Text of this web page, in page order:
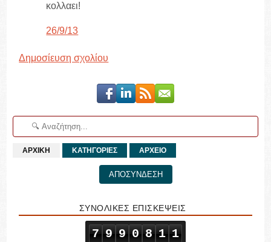
κολλαει!
26/9/13
Δημοσίευση σχολίου
ΑΡΧΙΚΗ ΚΑΤΗΓΟΡΙΕΣ ΑΡΧΕΙΟ
ΑΠΟΣΥΝΔΕΣΗ
ΣΥΝΟΛΙΚΕΣ ΕΠΙΣΚΕΨΕΙΣ
7 9 9 0 8 1 1